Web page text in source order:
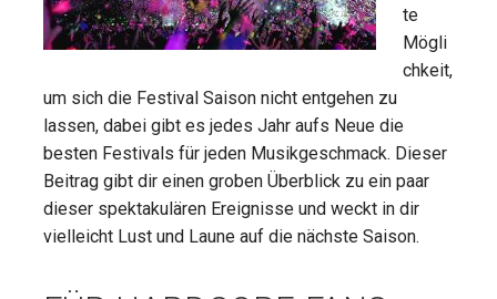
te
Mögli
chkeit,
um sich die Festival Saison nicht entgehen zu
lassen, dabei gibt es jedes Jahr aufs Neue die
besten Festivals für jeden Musikgeschmack. Dieser
Beitrag gibt dir einen groben Überblick zu ein paar
dieser spektakulären Ereignisse und weckt in dir
vielleicht Lust und Laune auf die nächste Saison.